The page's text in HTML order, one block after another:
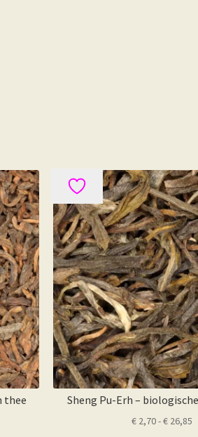
thee Sheng Pu-Erh –
€ 2,70-€ 26,85